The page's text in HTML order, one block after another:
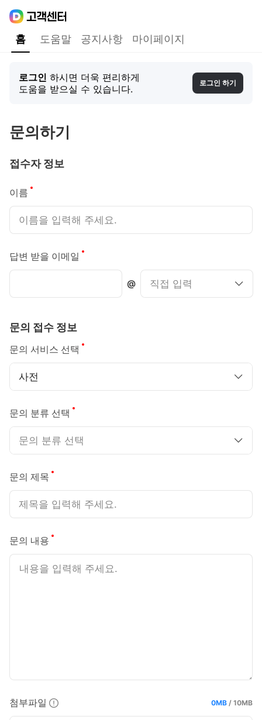
홈 도움말 공지사항 마이페이지
로그인 하시면 더욱 편리하게
도움을 받으실 수 있습니다.
로그인 하기
문의하기
접수자 정보
이름
답변 받을 이메일
@
문의 접수 정보
문의 서비스 선택
사전
문의 분류 선택
문의 분류 선택
문의 제목
문의 내용
첨부파일 0MB / 10MB